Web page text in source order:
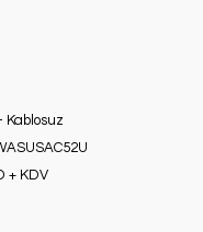
Kablosuz
+ KDV